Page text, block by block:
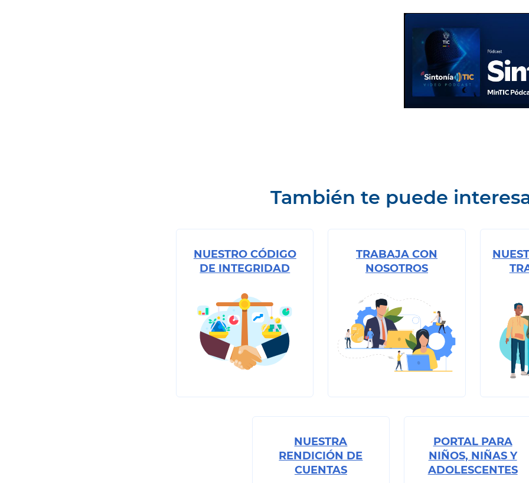
También te puede
NUESTRO CÓDIGO
DE INTEGRIDAD
TRABAJA CON
NOSOTROS
NUESTRA
RENDICIÓN DE
CUENTAS
PORTAL PARA
NIÑOS, NIÑAS Y
ADOLESCENTES